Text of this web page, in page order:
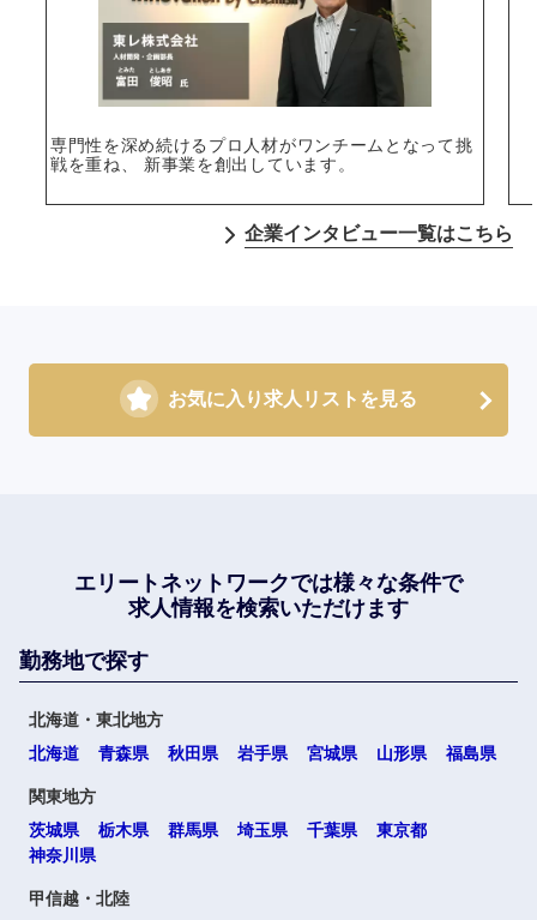
専門性を深め続けるプロ人材がワンチームとなって挑
戦を重ね、 新事業を創出しています。
企業インタビュー一覧はこちら
お気に入り求人リストを見る
エリートネットワークでは様々な条件で
求人情報を検索いただけます
勤務地で探す
北海道・東北地方
北海道
青森県 秋田県 岩手県 宮城県 山形県 福島県
関東地方
茨城県
栃木県 群馬県 埼玉県 千葉県
東京都
神奈川県
甲信越・北陸